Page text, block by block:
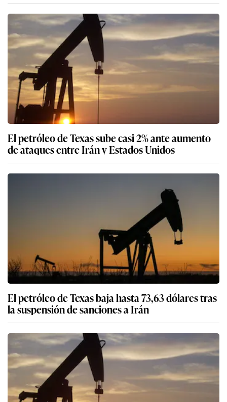
El petróleo de Texas sube casi 2% ante aumento
de ataques entre Irán y Estados Unidos
El petróleo de Texas baja hasta 73,63 dólares tras
la suspensión de sanciones a Irán